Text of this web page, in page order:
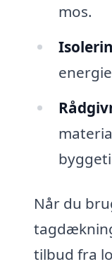
mos.
Når du
tilbud fra